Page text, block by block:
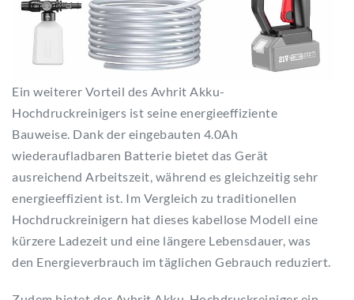
Ein weiterer Vorteil des Avhrit Akku-
Hochdruckreinigers ist seine energieeffiziente
Bauweise. Dank der eingebauten 4.0Ah
wiederaufladbaren Batterie bietet das Gerät
ausreichend Arbeitszeit, während es gleichzeitig sehr
energieeffizient ist. Im Vergleich zu traditionellen
Hochdruckreinigern hat dieses kabellose Modell eine
kürzere Ladezeit und eine längere Lebensdauer, was
den Energieverbrauch im täglichen Gebrauch reduziert.